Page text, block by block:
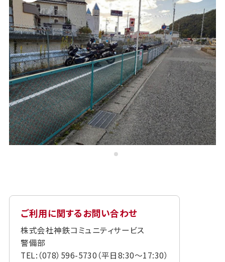
ご利用に関するお問い合わせ
株式会社神鉄コミュニティサービス
警備部
TEL:（078）596-5730（平日8:30〜17:30）